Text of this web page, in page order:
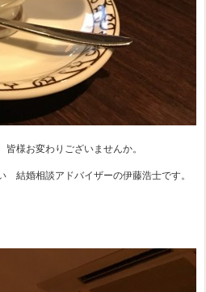
様お変わりございませんか。
結婚相談アドバイザーの伊藤浩士です。